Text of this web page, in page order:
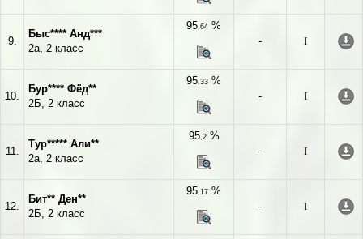
9.
Быс**** Анд***
2а, 2 класс
95,64 %
-
I
10.
Бур**** Фёд**
2Б, 2 класс
95,33 %
-
I
11.
Тур***** Али**
2а, 2 класс
95,2%
-
I
12.
Бит** Ден**
2Б, 2 класс
95,17 %
-
I